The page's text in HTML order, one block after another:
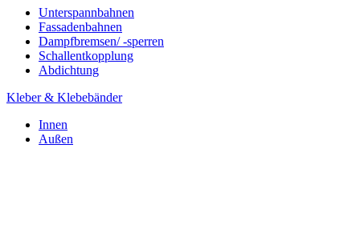
Unterspannbahnen
Fassadenbahnen
Dampfbremsen/ -sperren
Schallentkopplung
Abdichtung
Kleber & Klebebänder
Innen
Außen